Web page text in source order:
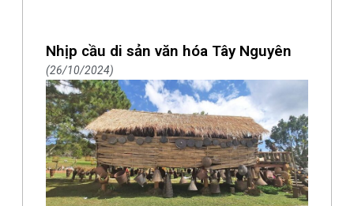
Nhịp cầu di sản văn hóa Tây Nguyên
26/10/2024